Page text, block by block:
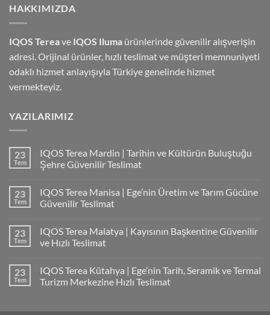
HAKKIMIZDA
IQOS Tereave IQOS Iluma ürünlerinde güvenilir alışverişin
adresi. Orijinal ürünler, hızlı teslimat ve müşteri memnuniyeti
odaklı hizmet anlayışıyla Türkiye genelinde hizmet
vermekteyiz.
YAZILARIMIZ
23
Tem
IQOS Terea Mardin | Tarihin ve Kültürün Buluştuğu
Şehre Güvenilir Teslimat
23
Tem
IQOS Terea Manisa | Ege’nin Üretim ve Tarım Gücüne
Güvenilir Teslimat
23
Tem
IQOS Terea Malatya | Kayısının Başkentine Güvenilir
ve Hızlı Teslimat
23
Tem
IQOS Terea Kütahya | Ege’nin Tarih, Seramik ve Termal
Turizm Merkezine Hızlı Teslimat